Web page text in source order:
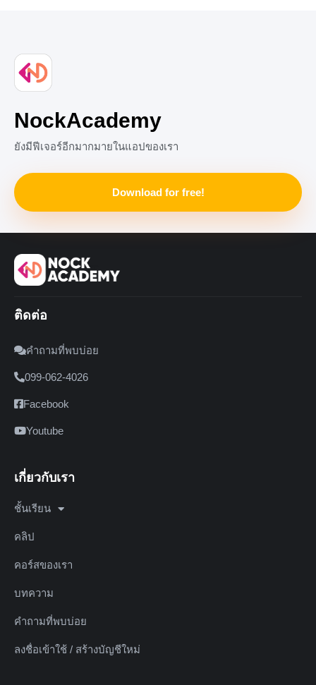
เช่นนี้จะเรียกว่า ศัพท์บัญญัติ โดยทั่วแล้วศัพท์บัญญัติมักจะมา
จากภาษาอังกฤษ
NockAcademy
ยังมีฟีเจอร์อีกมากมายในแอปของเรา
Download for free!
ติดต่อ
คำถามที่พบบ่อย
099-062-4026
Facebook
Youtube
เกี่ยวกับเรา
ชั้นเรียน
คลิป
คอร์สของเรา
บทความ
คำถามที่พบบ่อย
ลงชื่อเข้าใช้ / สร้างบัญชีใหม่